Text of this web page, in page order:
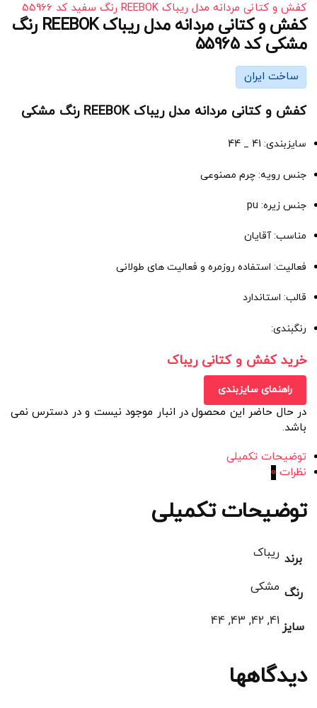
کفش و کتانی مردانه مدل ریباک REEBOK رنگ سفید کد 55966
کفش و کتانی مردانه مدل ریباک REEBOK رنگ
مشکی کد 55965
ساخت ایران
کفش و کتانی مردانه مدل ریباک REEBOK رنگ مشکی
سایزبندی: 41 _ 44
جنس رویه: چرم مصنوعی
جنس زیره: pu
مناسب: آقایان
فعالیت: استفاده روزمره و فعالیت های طولانی
قالب: استاندارد
رنگبندی:
خرید کفش و کتانی ریباک
راهنمای سایزبندی
در حال حاضر این محصول در انبار موجود نیست و در دسترس نمی
باشد.
توضیحات تکمیلی
نظرات 0
توضیحات تکمیلی
برند ریباک
رنگ مشکی
سایز 41, 42, 43, 44
دیدگاهها